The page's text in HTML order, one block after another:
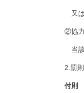
又は
②協力
当該
2.罰
付則